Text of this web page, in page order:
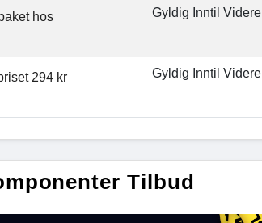
hos
Gyldig Inntil Videre
294 kr
Gyldig Inntil Videre
Tilbud